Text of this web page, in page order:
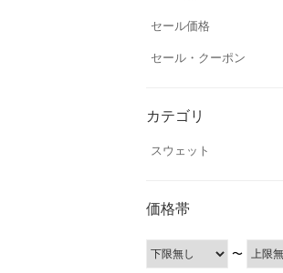
セール価格
セール・クーポン
カテゴリ
スウェット
価格帯
〜